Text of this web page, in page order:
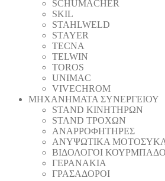
SCHUMACHER
SKIL
STAHLWELD
STAYER
TECNA
TELWIN
TOROS
UNIMAC
VIVECHROM
ΜΗΧΑΝΗΜΑΤΑ ΣΥΝΕΡΓΕΙΟΥ
STAND ΚΙΝΗΤΗΡΩΝ
STAND ΤΡΟΧΩΝ
ΑΝΑΡΡΟΦΗΤΗΡΕΣ
ΑΝΥΨΩΤΙΚΑ
ΒΙΔΟΛΟΓΟΙ
ΓΕΡΑΝΑΚΙΑ
ΓΡΑΣΑΔΟΡΟΙ